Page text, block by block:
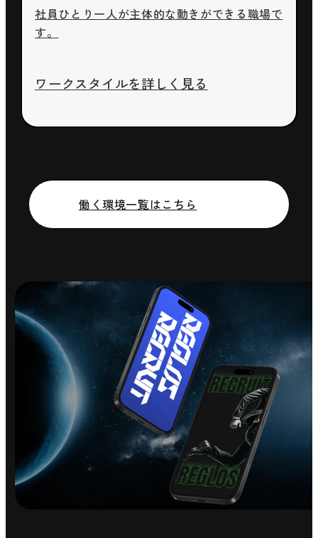
社員ひとり一人が主体的な動きができる職場で
す。
ワークスタイルを詳しく見る
働く環境一覧はこちら